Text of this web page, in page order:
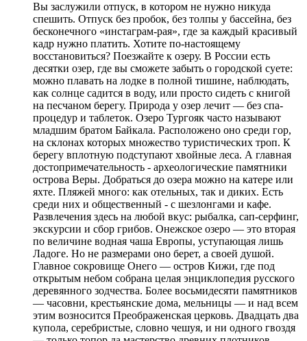
Вы заслужили отпуск, в котором не нужно никуда
спешить. Отпуск без пробок, без толпы у бассейна, без
бесконечного «инстаграм-рая», где за каждый красивый
кадр нужно платить. Хотите по-настоящему
восстановиться? Поезжайте к озеру. В России есть
десятки озер, где вы сможете забыть о городской суете:
можно плавать на лодке в полной тишине, наблюдать,
как солнце садится в воду, или просто сидеть с книгой
на песчаном берегу. Природа у озер лечит — без спа-
процедур и таблеток. Озеро Тургояк часто называют
младшим братом Байкала. Расположено оно среди гор,
на склонах которых множество туристических троп. К
берегу вплотную подступают хвойные леса. А главная
достопримечательность - археологические памятники
острова Веры. Добраться до озера можно на катере или
яхте. Пляжей много: как отельных, так и диких. Есть
среди них и общественный - с шезлонгами и кафе.
Развлечения здесь на любой вкус: рыбалка, сап-серфинг,
экскурсии и сбор грибов. Онежское озеро — это вторая
по величине водная чаша Европы, уступающая лишь
Ладоге. Но не размерами оно берет, а своей душой.
Главное сокровище Онего — остров Кижи, где под
открытым небом собрана целая энциклопедия русского
деревянного зодчества. Более восьмидесяти памятников
— часовни, крестьянские дома, мельницы — и над всем
этим возносится Преображенская церковь. Двадцать два
купола, серебристые, словно чешуя, и ни одного гвоздя